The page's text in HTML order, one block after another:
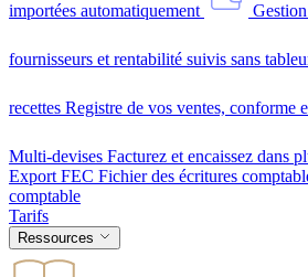
importées automatiquement
fournisseurs et rentabilité suivis sans
recettes Registre de vos ventes, conforme
Multi-devises Facturez et encaissez dans
Export FEC Fichier des écritures
comptable
Tarifs
Ressources